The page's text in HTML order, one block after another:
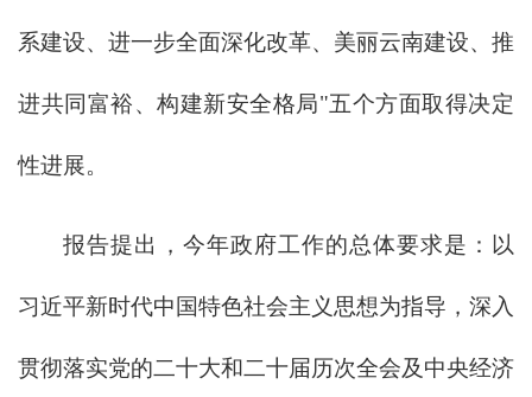
系建设、进一步全面深化改革、美丽云南建设、推
进共同富裕、构建新安全格局"五个方面取得决定
性进展。
报告提出，今年政府工作的总体要求是：以
习近平新时代中国特色社会主义思想为指导，深入
贯彻落实党的二十大和二十届历次全会及中央经济